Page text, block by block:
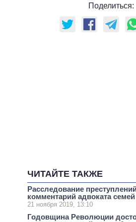
Поделиться:
ЧИТАЙТЕ ТАКЖЕ
Расследование
комментарий адвоката
21 ноября 2019, 13:10
Годовщина Революции